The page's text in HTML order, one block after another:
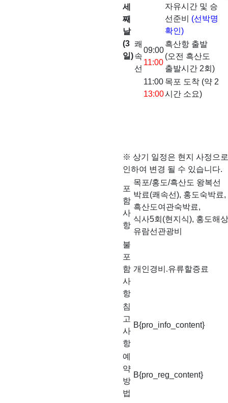
세
째
날
(3
일)
자유시간 및 승
선준비 (선박명
확인)
쾌
속
선
09:00
11:00
흑산항 출발
(오전 흑산도
출발시간 2회)
11:00
13:00
목포 도착 (약 2
시간 소요)
※ 상기 일정은 현지 사정으로
인하여 변경 될 수 있습니다.
포
함
사
항
목포/홍도/흑산도 왕복선
박료(쾌속선), 홍도숙박료,
흑산도여관숙박료,
식사5회(현지식), 홍도해상
유람선관광비
불
포
함
사
항
개 인경비 .유류할증료
침
고
사
항
B{pro_info_content}
예
약
방
법
B{pro_reg_content}